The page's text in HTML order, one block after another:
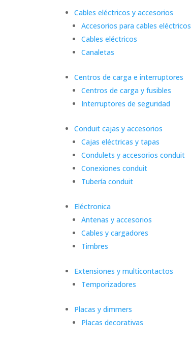
Cables eléctricos y accesorios
Accesorios para cables eléctricos
Cables eléctricos
Canaletas
Centros de carga e interruptores
Centros de carga y fusibles
Interruptores de seguridad
Conduit cajas y accesorios
Cajas eléctricas y tapas
Condulets y accesorios conduit
Conexiones conduit
Tubería conduit
Eléctronica
Antenas y accesorios
Cables y cargadores
Timbres
Extensiones y multicontactos
Temporizadores
Placas y dimmers
Placas decorativas